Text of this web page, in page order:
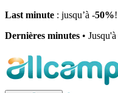
Last minute : jusqu’à -50%!
Dernières minutes • Jusqu'à